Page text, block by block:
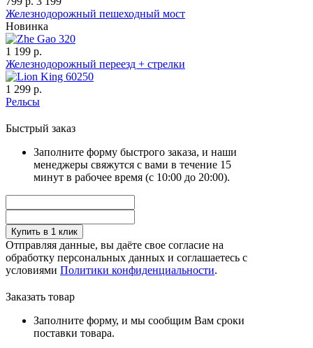
Железнодорожный пешеходный мост
Новинка
1 199 р.
Железнодорожный переезд + стрелки
1 299 р.
Рельсы
Быстрый заказ
Заполните форму быстрого заказа, и наши
менеджеры свяжутся с вами в течение 15
минут в рабочее время (с 10:00 до 20:00).
Купить в 1 клик
Отправляя данные, вы даёте свое согласие на
обработку персональных данных и соглашаетесь с
условиями Политики конфиденциальности.
Заказать товар
Заполните форму, и мы сообщим Вам сроки
поставки товара.